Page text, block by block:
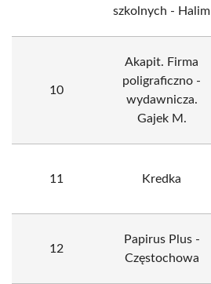
szkolnych - Halim
10
Akapit. Firma
poligraficzno -
wydawnicza.
Gajek M.
11 Kredka
12
Papirus Plus -
Częstochowa